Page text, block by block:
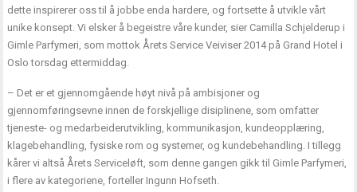
dette inspirerer oss til å jobbe enda hardere, og fortsette å utvikle vårt
unike konsept. Vi elsker å begeistre våre kunder, sier Camilla Schjelderup i
Gimle Parfymeri, som mottok Årets Service Veiviser 2014 på Grand Hotel i
Oslo torsdag ettermiddag.
– Det er et gjennomgående høyt nivå på ambisjoner og
gjennomføringsevne innen de forskjellige disiplinene, som omfatter
tjeneste- og medarbeiderutvikling, kommunikasjon, kundeopplæring,
klagebehandling, fysiske rom og systemer, og kundebehandling. I tillegg
kårer vi altså Årets Serviceløft, som denne gangen gikk til Gimle Parfymeri,
i flere av kategoriene, forteller Ingunn Hofseth.